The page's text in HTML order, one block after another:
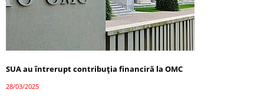
SUA au întrerupt contribuția financiră la OMC
28/03/2025